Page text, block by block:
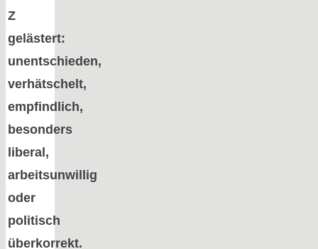
Z
gelästert:
unentschieden,
verhätschelt,
empfindlich,
besonders
liberal,
arbeitsunwillig
oder
politisch
überkorrekt.